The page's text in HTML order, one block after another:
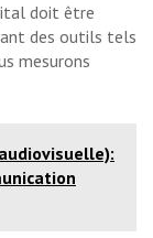
doit être
des outils tels
mesurons